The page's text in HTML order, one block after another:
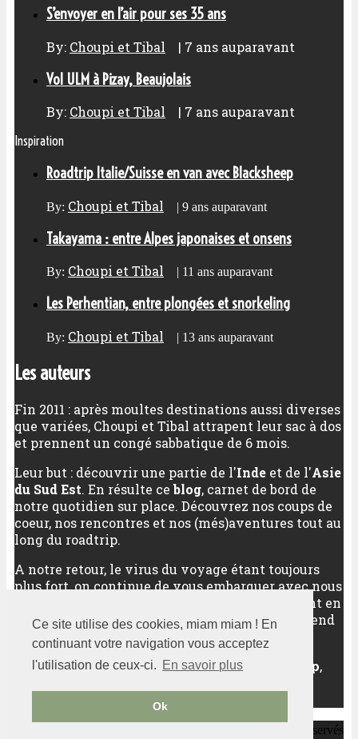
Ce site utilise des cookies, miam miam ! En
continuant votre navigation vous acceptez
l'utilisation de ceux-ci. En savoir plus
Ok
S’envoyer en l’air pour ses 35 ans
By: Choupi et Tibal | 7 ans auparavant
Vol ULM à Pizay, Beaujolais
By: Choupi et Tibal | 7 ans auparavant
Inspiration
Roadtrip Italie/Suisse en van avec Blacksheep
By: Choupi et Tibal | 9 ans auparavant
Takayama : entre Alpes japonaises et onsens
By: Choupi et Tibal | 11 ans auparavant
Les Perhentian, entre plongées et snorkeling
By: Choupi et Tibal | 13 ans auparavant
Les auteurs
Fin 2011 : après moultes destinations aussi diverses
que variées, Choupi et Tibal attrapent leur sac à dos
et prennent un congé sabbatique de 6 mois.
Leur but : découvrir une partie de l'Inde et de l'Asie
du Sud Est. En résulte ceblog, carnet de bord de
notre quotidien sur place. Découvrez nos coups de
coeur, nos rencontres et nos (més)aventures tout au
long du roadtrip.
A notre retour, le virus du voyage étant toujours
plus fort, on continue de vous embarquer avec nous
vers nos meilleures destinations, qu'elles soient en
Asie (ou pas), qu'elles soient sur un long week-end
ou sur plusieurs semaines.
Au programme :découverte d'un pays city trip,
- Tous droits réservés